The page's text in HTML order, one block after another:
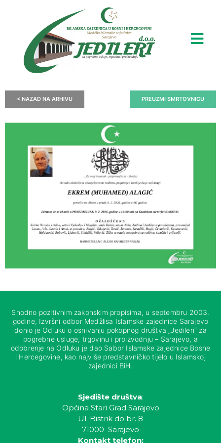
< NAZAD NA ARHIVU PREUZMI SMRTOVNICU
Shodno pozitivnim zakonskim propisima, u septembru 2003.
godine, Izvršni odbor Medžlisa Islamske zajednice Sarajevo
donio je Odluku o osnivanju pokopnog društva „Jedileri“ za
pogrebne usluge, trgovinu i proizvodnju – Sarajevo, a
odobrenje na Odluku je dao Sabor Islamske zajednice Bosne
i Hercegovine, kao najviše predstavničko tijelo u Islamskoj
zajednici BiH.
Sjedište društva:
Općina Stari Grad Sarajevo
Ul. Bistrik do br. 8
71000 Sarajevo
Kontakt telefon: